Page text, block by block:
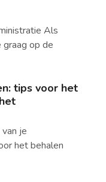
Als
op de
tips voor het
van je
het behalen